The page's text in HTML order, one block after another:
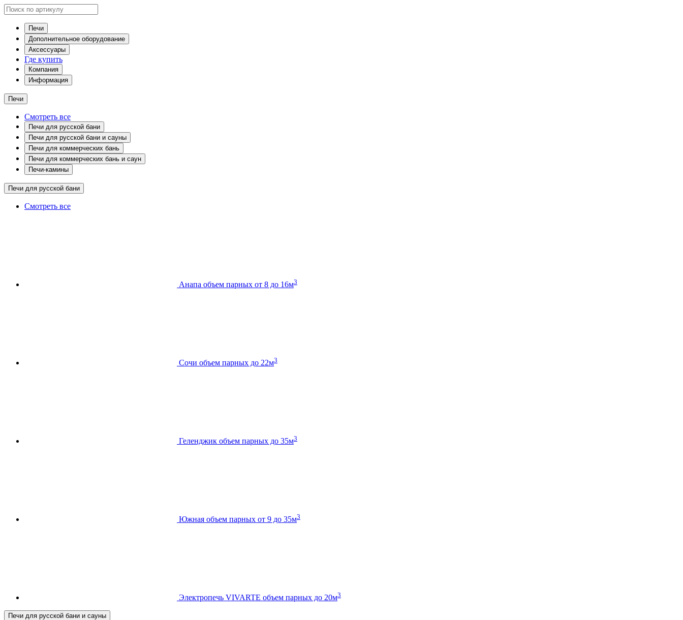
Печи
Дополнительное оборудование
Аксессуары
Где купить
Компания
Информация
Печи
Смотреть все
Печи для русской бани
Печи для русской бани и сауны
Печи для коммерческих бань
Печи для коммерческих бань и саун
Печи-камины
Печи для русской бани
Смотреть все
Анапа объем парных от 8 до 16м3
Сочи объем парных до 22м3
Геленджик объем парных до 35м3
Южная объем парных от 9 до 35м3
Электропечь VIVARTE объем парных до 20м3
Печи для русской бани и сауны